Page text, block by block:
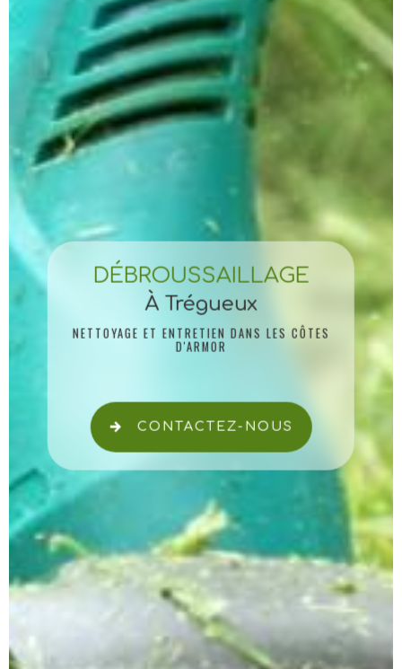
DÉBROUSSAILLAGE
À Trégueux
NETTOYAGE ET ENTRETIEN DANS LES CÔTES
D'ARMOR
CONTACTEZ-NOUS